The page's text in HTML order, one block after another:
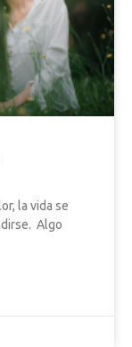
la vida se
Algo